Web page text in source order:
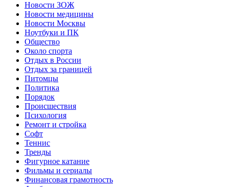
Новости ЗОЖ
Новости медицины
Новости Москвы
Ноутбуки и ПК
Общество
Около спорта
Отдых в России
Отдых за границей
Питомцы
Политика
Порядок
Происшествия
Психология
Ремонт и стройка
Софт
Теннис
Тренды
Фигурное катание
Фильмы и сериалы
Финансовая грамотность